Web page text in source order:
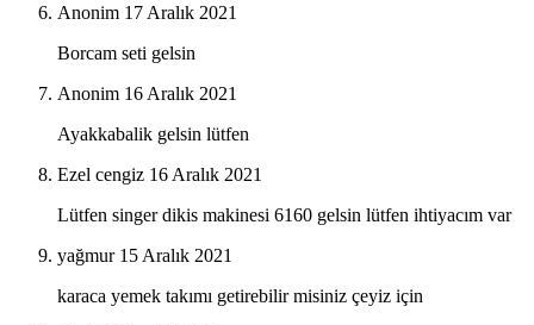
Anonim 17 Aralık 2021
Borcam seti gelsin
Anonim 16 Aralık 2021
Ayakkabalik gelsin lütfen
Ezel cengiz 16 Aralık 2021
Lütfen singer dikis makinesi 6160 gelsin lütfen ihtiyacım var
yağmur 15 Aralık 2021
karaca yemek takımı getirebilir misiniz çeyiz için